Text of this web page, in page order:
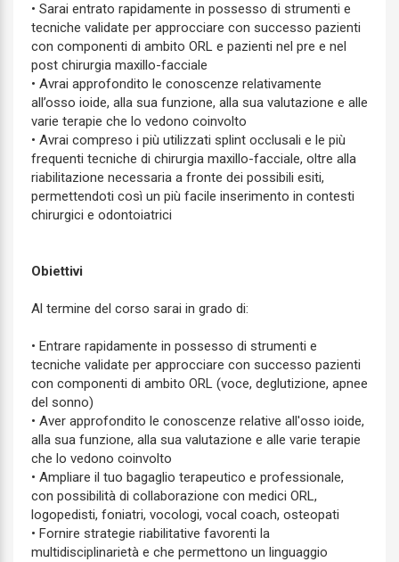
• Sarai entrato rapidamente in possesso di strumenti e
tecniche validate per approcciare con successo pazienti
con componenti di ambito ORL e pazienti nel pre e nel
post chirurgia maxillo-facciale
• Avrai approfondito le conoscenze relativamente
all’osso ioide, alla sua funzione, alla sua valutazione e alle
varie terapie che lo vedono coinvolto
• Avrai compreso i più utilizzati splint occlusali e le più
frequenti tecniche di chirurgia maxillo-facciale, oltre alla
riabilitazione necessaria a fronte dei possibili esiti,
permettendoti così un più facile inserimento in contesti
chirurgici e odontoiatrici
Obiettivi
Al termine del corso sarai in grado di:
• Entrare rapidamente in possesso di strumenti e
tecniche validate per approcciare con successo pazienti
con componenti di ambito ORL (voce, deglutizione, apnee
del sonno)
• Aver approfondito le conoscenze relative all'osso ioide,
alla sua funzione, alla sua valutazione e alle varie terapie
che lo vedono coinvolto
• Ampliare il tuo bagaglio terapeutico e professionale,
con possibilità di collaborazione con medici ORL,
logopedisti, foniatri, vocologi, vocal coach, osteopati
• Fornire strategie riabilitative favorenti la
multidisciplinarietà e che permettono un linguaggio